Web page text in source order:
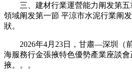
三、建材行業運營能力阐发第五
領域阐发第一節 平涼市水泥行業阐
狀。
2026年4月23日，甘肅—深圳（
海服務行金張掖特色優勢產業座談
掖。。。